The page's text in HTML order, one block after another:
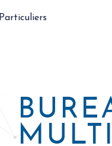
Particuliers